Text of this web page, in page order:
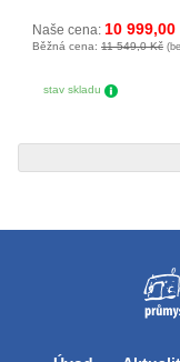
Naše cena: 10 999,00
Běžná cena: 11 549,0 Kč
stav skladu